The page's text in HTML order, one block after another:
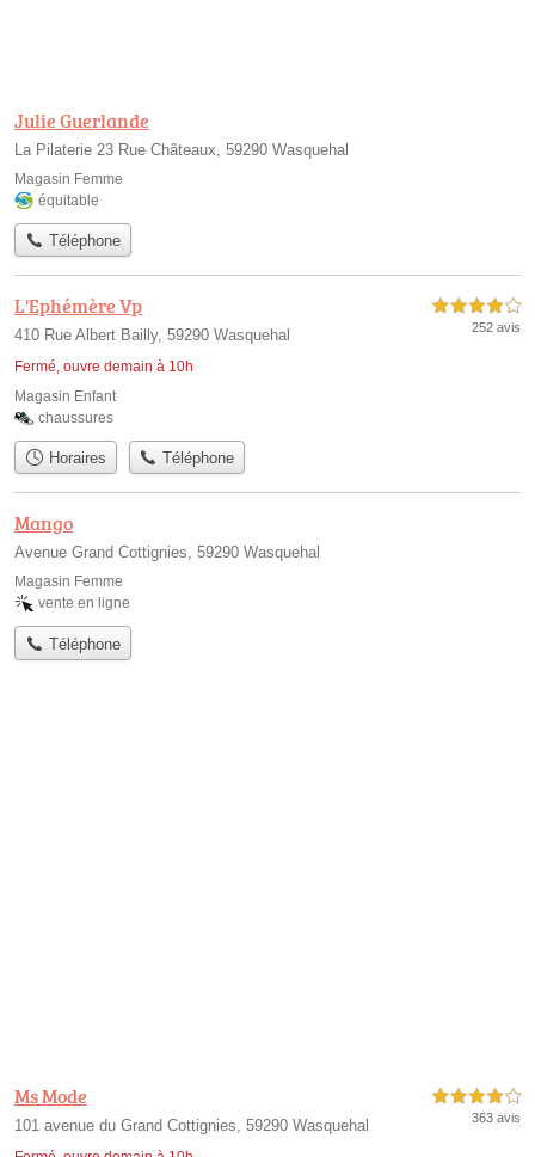
Julie Guerlande
La Pilaterie 23 Rue Châteaux, 59290 Wasquehal
Magasin Femme
équitable
Téléphone
L'Ephémère Vp
410 Rue Albert Bailly, 59290 Wasquehal
Fermé, ouvre demain à 10h
4,0 étoiles sur 5
252 avis
Magasin Enfant
chaussures
Horaires Téléphone
Mango
Avenue Grand Cottignies, 59290 Wasquehal
Magasin Femme
vente en ligne
Téléphone
Ms Mode
101 avenue du Grand Cottignies, 59290 Wasquehal
4,0 étoiles sur 5
363 avis